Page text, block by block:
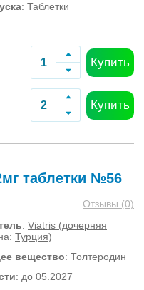
: Таблетки
Купить
Купить
таблетки №56
Отзывы (0)
: Viatris (дочерняя
Турция)
вещество: Толтеродин
: до 05.2027